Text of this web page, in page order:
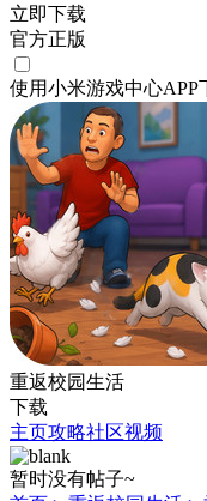
立即下载
官方正版
使用小米游戏中心APP
重返校园生活
下载
主页攻略社区视频
暂时没有帖子~